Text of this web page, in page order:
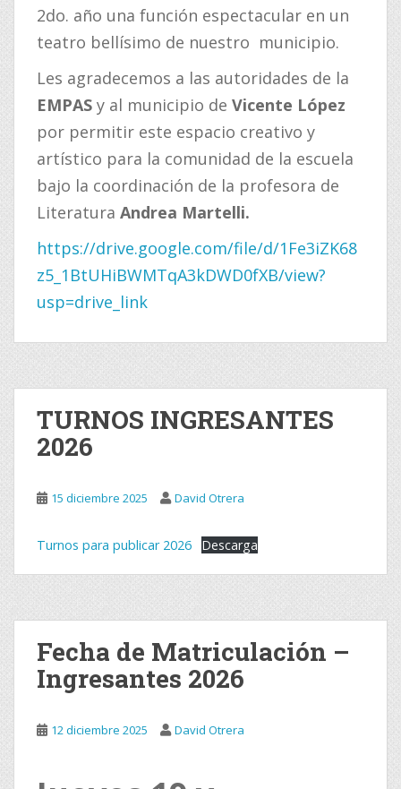
2do. año una función espectacular en un
teatro bellísimo de nuestro municipio.
Les agradecemos a las autoridades de la
EMPAS y al municipio de Vicente López
por permitir este espacio creativo y
artístico para la comunidad de la escuela
bajo la coordinación de la profesora de
Literatura Andrea Martelli.
https://drive.google.com/file/d/1Fe3iZK68
z5_1BtUHiBWMTqA3kDWD0fXB/view?
usp=drive_link:
a
d
e
e
a
t
e
TURNOS INGRESANTES
2026
15 diciembre 2025 David Otrera
Turnos para publicar 2026 Descarga
Fecha de Matriculación –
Ingresantes 2026
12 diciembre 2025 David Otrera